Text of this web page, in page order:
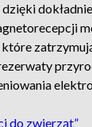
do zwierząt”